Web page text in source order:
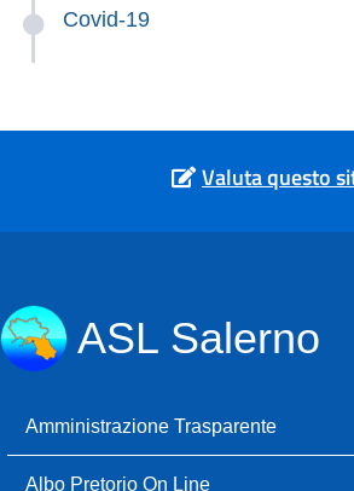
Covid-19
Valuta questo
ASL Salerno
Amministrazione Trasparente
Albo Pretorio On Line